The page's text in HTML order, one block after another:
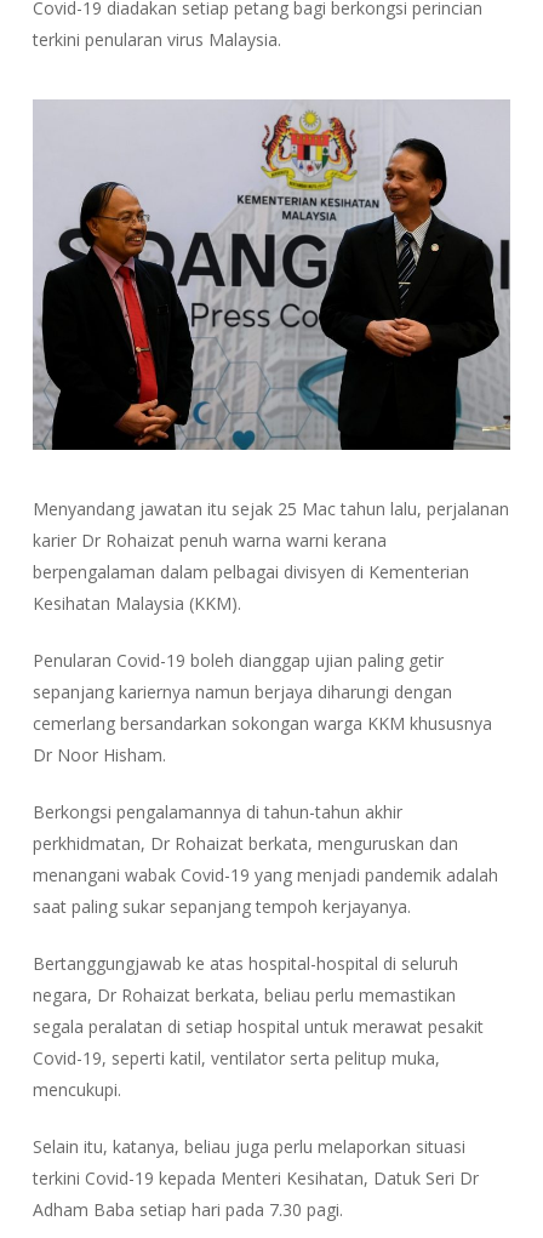
Covid-19 diadakan setiap petang bagi berkongsi perincian
terkini penularan virus Malaysia.
Menyandang jawatan itu sejak 25 Mac tahun lalu, perjalanan
karier Dr Rohaizat penuh warna warni kerana
berpengalaman dalam pelbagai divisyen di Kementerian
Kesihatan Malaysia (KKM).
Penularan Covid-19 boleh dianggap ujian paling getir
sepanjang kariernya namun berjaya diharungi dengan
cemerlang bersandarkan sokongan warga KKM khususnya
Dr Noor Hisham.
Berkongsi pengalamannya di tahun-tahun akhir
perkhidmatan, Dr Rohaizat berkata, menguruskan dan
menangani wabak Covid-19 yang menjadi pandemik adalah
saat paling sukar sepanjang tempoh kerjayanya.
Bertanggungjawab ke atas hospital-hospital di seluruh
negara, Dr Rohaizat berkata, beliau perlu memastikan
segala peralatan di setiap hospital untuk merawat pesakit
Covid-19, seperti katil, ventilator serta pelitup muka,
mencukupi.
Selain itu, katanya, beliau juga perlu melaporkan situasi
terkini Covid-19 kepada Menteri Kesihatan, Datuk Seri Dr
Adham Baba setiap hari pada 7.30 pagi.